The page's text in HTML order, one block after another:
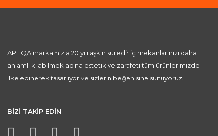
APLIQA markamızla 20 yılı aşkın süredir iç mekanlarınızı daha
anlamlı kılabilmek adına estetik ve zarafeti tüm ürünlerimizde
ilke edinerek tasarlıyor ve sizlerin beğenisine sunuyoruz.
BİZİ TAKİP EDİN